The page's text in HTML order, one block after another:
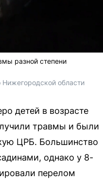
разной степени
Нижегородской области
детей в возрасте
травмы и были
ЦРБ. Большинство
однако у 8-
перелом